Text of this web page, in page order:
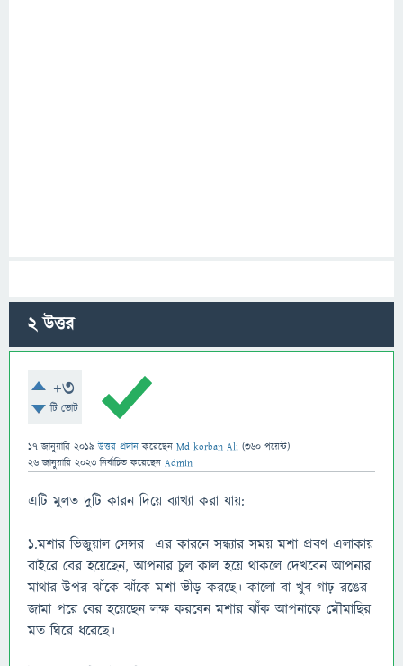
2উত্তর
+3
টি ভোট
17 জানুয়ারি 2019 উত্তর প্রদান করেছেন Md korban Ali (360 পয়েন্ট)
26 জানুয়ারি 2023 নির্বাচিত করেছেন Admin
এটি মুলত দুটি কারন দিয়ে ব্যাখ্যা করা যায়:
১.মশার ভিজুয়াল সেন্সর এর কারনে সন্ধ্যার সময় মশা প্রবণ এলাকায়
বাইরে বের হয়েছেন, আপনার চুল কাল হয়ে থাকলে দেখবেন আপনার
মাথার উপর ঝাঁকে ঝাঁকে মশা ভীড় করছে। কালো বা খুব গাঢ় রঙের
জামা পরে বের হয়েছেন লক্ষ করবেন মশার ঝাঁক আপনাকে মৌমাছির
মত ঘিরে ধরেছে।